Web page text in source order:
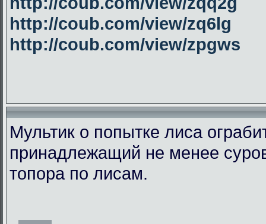
http://coub.com/view/zq6lg
http://coub.com/view/zpgws
Мультик о попытке лиса
принадлежащий не менее
топора по лисам.